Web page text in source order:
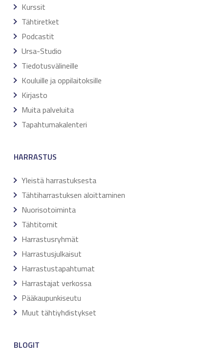
Kurssit
Tähtiretket
Podcastit
Ursa-Studio
Tiedotusvälineille
Kouluille ja oppilaitoksille
Kirjasto
Muita palveluita
Tapahtumakalenteri
HARRASTUS
Yleistä harrastuksesta
Tähtiharrastuksen aloittaminen
Nuorisotoiminta
Tähtitornit
Harrastusryhmät
Harrastusjulkaisut
Harrastustapahtumat
Harrastajat verkossa
Pääkaupunkiseutu
Muut tähtiyhdistykset
BLOGIT